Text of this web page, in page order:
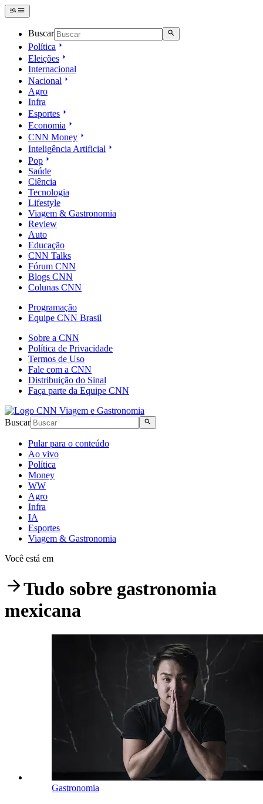
Buscar
Política
Eleições
Internacional
Nacional
Agro
Infra
Esportes
Economia
CNN Money
Inteligência Artificial
Pop
Saúde
Ciência
Tecnologia
Lifestyle
Viagem & Gastronomia
Review
Auto
Educação
CNN Talks
Fórum CNN
Blogs CNN
Colunas CNN
Programação
Equipe CNN Brasil
Sobre a CNN
Política de Privacidade
Termos de Uso
Fale com a CNN
Distribuição do Sinal
Faça parte da Equipe CNN
Buscar
Pular para o conteúdo
Ao vivo
Política
Money
WW
Agro
Infra
IA
Esportes
Viagem & Gastronomia
Você está em
Tudo sobre gastronomia
mexicana
Gastronomia